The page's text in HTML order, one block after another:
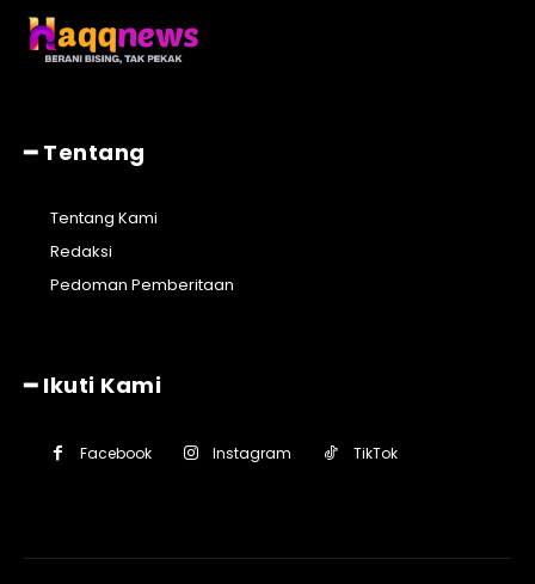
━ Tentang
Tentang Kami
Redaksi
Pedoman Pemberitaan
━ Ikuti Kami
Facebook Instagram TikTok